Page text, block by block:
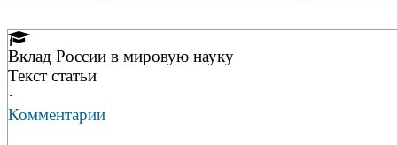
Вклад России в мировую науку
Текст статьи
·
Комментарии